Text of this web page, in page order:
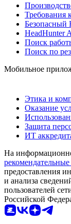
Требования
Безопасный
HeadHunter
Поиск
Поиск по
Мобильное
Этика и
Оказание
Защита
ИТ
На
предоставления
и анализа
пользователей
Российской